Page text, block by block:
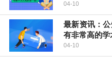
04-10
最新资讯：
有非常高的
04-10